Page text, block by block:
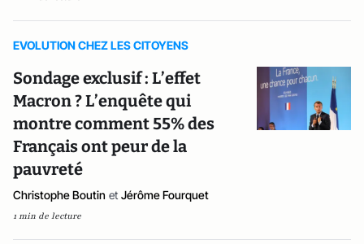
EVOLUTION CHEZ LES CITOYENS
Sondage exclusif : L’effet
Macron ? L’enquête qui
montre comment 55% des
Français ont peur de la
pauvreté
Christophe Boutin et Jérôme Fourquet
1 min de lecture